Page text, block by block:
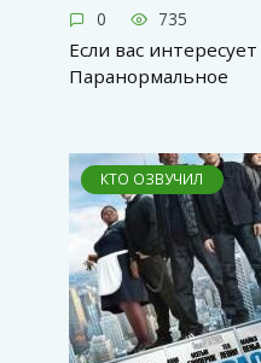
0 735
Если вас
Паранормальное
КТО ОЗВУЧИЛ